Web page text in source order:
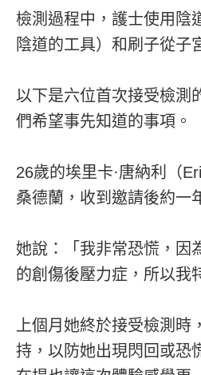
檢測過程中，護士使用陰
陰道的工具）和刷子從子
以下是六位首次接受檢測
們希望事先知道的事項。
26歲的埃里卡·唐納利（
桑德蘭，收到邀請後約一
她說：「我非常恐慌，因
的創傷後壓力症，所以我
上個月她終於接受檢測時
持，以防她出現閃回或恐